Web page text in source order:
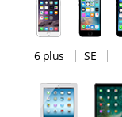
6 plus SE